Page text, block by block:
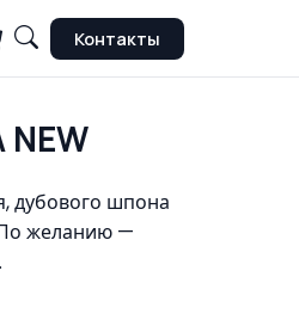
Контакты
дубового шпона
желанию —